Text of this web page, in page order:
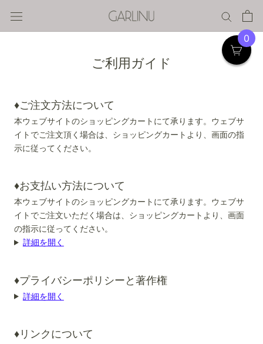
ッ
ご利用ガイド
♦ご注文方法について
本ウェブサイトのショッピングカートにて承ります。ウェブサ
イトでご注文頂く場合は、ショッピングカートより、画面の指
示に従ってください。
♦お支払い方法について
本ウェブサイトのショッピングカートにて承ります。ウェブサ
イトでご注文いただく場合は、ショッピングカートより、画面
の指示に従ってください。
詳細を開く
♦プライバシーポリシーと著作権
詳細を開く
♦リンクについて
0